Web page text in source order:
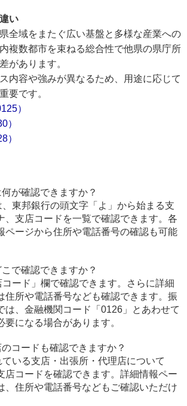
い
全域をまたぐ広い基盤と多様な産業への
複数都市を束ねる総合性で他県の県庁所
があります。
内容や強みが異なるため、用途に応じて
要です。
）
）
）
が確認できますか？
東邦銀行の頭文字「よ」から始まる支
、支店コードを一覧で確認できます。各
ページから住所や電話番号の確認も可能
で確認できますか？
ード」欄で確認できます。さらに詳細
住所や電話番号なども確認できます。振
は、金融機関コード「0126」とあわせて
要になる場合があります。
コードも確認できますか？
いる支店・出張所・代理店について
店コードを確認できます。詳細情報ペー
、住所や電話番号などもご確認いただけ